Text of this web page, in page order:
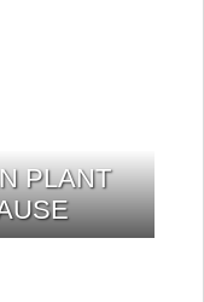
PLANT